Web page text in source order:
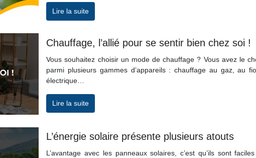
Lire la suite
Chauffage, l’allié pour se sentir bien chez soi !
Vous souhaitez choisir un mode de chauffage ? Vous avez le
parmi plusieurs gammes d’appareils : chauffage au gaz, au
électrique…
Lire la suite
L’énergie solaire présente plusieurs atouts
L’avantage avec les panneaux solaires, c’est qu’ils sont